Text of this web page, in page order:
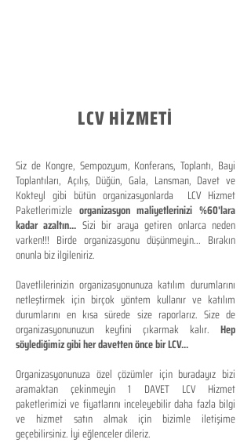
LCV HİZMETİ
Siz de Kongre, Sempozyum, Konferans, Toplantı, Bayi
Toplantıları, Açılış, Düğün, Gala, Lansman, Davet ve
Kokteyl gibi bütün organizasyonlarda LCV Hizmet
Paketlerimizle organizasyon maliyetlerinizi %60'lara
kadar azaltın... Sizi bir araya getiren onlarca neden
varken!!! Birde organizasyonu düşünmeyin... Bırakın
onunla biz ilgileniriz.
Davetlilerinizin organizasyonunuza katılım durumlarını
netleştirmek için birçok yöntem kullanır ve katılım
durumlarını en kısa sürede size raporlarız. Size de
organizasyonunuzun keyfini çıkarmak kalır. Hep
söylediğimiz gibi her davetten önce bir LCV...
Organizasyonunuza özel çözümler için buradayız bizi
aramaktan çekinmeyin 1 DAVET LCV Hizmet
paketlerimizi ve fiyatlarını inceleyebilir daha fazla bilgi
ve hizmet satın almak için bizimle iletişime
geçebilirsiniz. İyi eğlenceler dileriz.